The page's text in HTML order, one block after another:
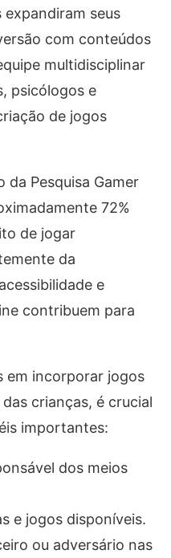
seus
com conteúdos
multidisciplinar
psicólogos e
de jogos
Pesquisa Gamer
72%
de jogar
da
e
contribuem para
em incorporar jogos
crianças, é crucial
importantes:
dos meios
e jogos disponíveis.
ou adversário nas